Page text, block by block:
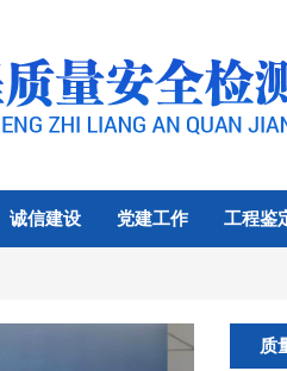
诚信建设 党建工作 工程鉴
质